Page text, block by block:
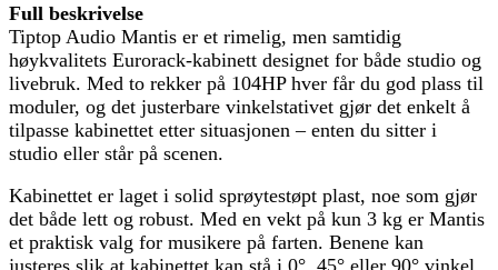
Full beskrivelse
Tiptop Audio Mantis er et rimelig, men samtidig
høykvalitets Eurorack-kabinett designet for både studio og
livebruk. Med to rekker på 104HP hver får du god plass til
moduler, og det justerbare vinkelstativet gjør det enkelt å
tilpasse kabinettet etter situasjonen – enten du sitter i
studio eller står på scenen.
Kabinettet er laget i solid sprøytestøpt plast, noe som gjør
det både lett og robust. Med en vekt på kun 3 kg er Mantis
et praktisk valg for musikere på farten. Benene kan